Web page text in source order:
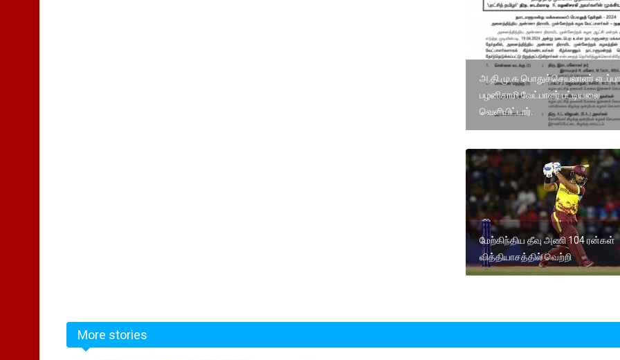
அ.தி.மு.க பொதுச்செயலாளர்
பழனிசாமி வேட்பாளர் பட்டியலை
வெளியிட்டார்.
மேற்கிந்திய தீவு அணி 104 ரன்கள்
வித்தியாசத்தில் வெற்றி
More stories